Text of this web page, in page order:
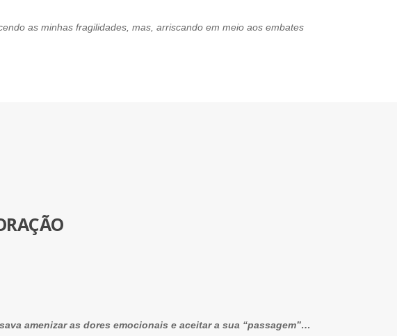
as minhas fragilidades, mas, arriscando em meio aos embates
amenizar as dores emocionais e aceitar a sua “passagem”…